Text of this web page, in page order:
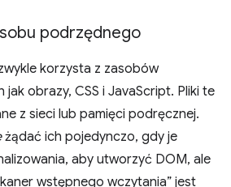
podrzędnego
korzysta z zasobów
obrazy, CSS i JavaScript. Pliki te
z sieci lub pamięci podręcznej.
żądać ich pojedynczo, gdy je
aby utworzyć DOM, ale
wstępnego wczytania” jest